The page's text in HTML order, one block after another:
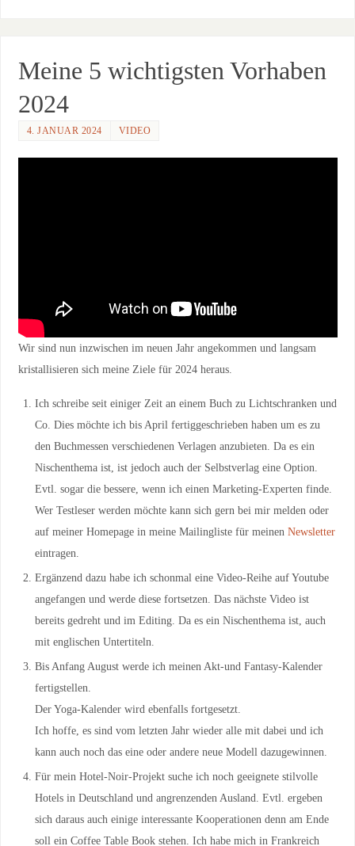
Meine 5 wichtigsten Vorhaben
2024
4. JANUAR 2024 VIDEO
Wir sind nun inzwischen im neuen Jahr angekommen und langsam
kristallisieren sich meine Ziele für 2024 heraus.
Ich schreibe seit einiger Zeit an einem Buch zu Lichtschranken und
Co. Dies möchte ich bis April fertiggeschrieben haben um es zu
den Buchmessen verschiedenen Verlagen anzubieten. Da es ein
Nischenthema ist, ist jedoch auch der Selbstverlag eine Option.
Evtl. sogar die bessere, wenn ich einen Marketing-Experten finde.
Wer Testleser werden möchte kann sich gern bei mir melden oder
auf meiner Homepage in meine Mailingliste für meinenNewsletter
eintragen.
Ergänzend dazu habe ich schonmal eine Video-Reihe auf Youtube
angefangen und werde diese fortsetzen. Das nächste Video ist
bereits gedreht und im Editing. Da es ein Nischenthema ist, auch
mit englischen Untertiteln.
Bis Anfang August werde ich meinen Akt-und Fantasy-Kalender
fertigstellen.
Der Yoga-Kalender wird ebenfalls fortgesetzt.
Ich hoffe, es sind vom letzten Jahr wieder alle mit dabei und ich
kann auch noch das eine oder andere neue Modell dazugewinnen.
Für mein Hotel-Noir-Projekt suche ich noch geeignete stilvolle
Hotels in Deutschland und angrenzenden Ausland. Evtl. ergeben
sich daraus auch einige interessante Kooperationen denn am Ende
soll ein Coffee Table Book stehen. Ich habe mich in Frankreich